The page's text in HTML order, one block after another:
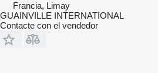
Francia, Limay
GUAINVILLE INTERNATIONAL
Contacte con el vendedor